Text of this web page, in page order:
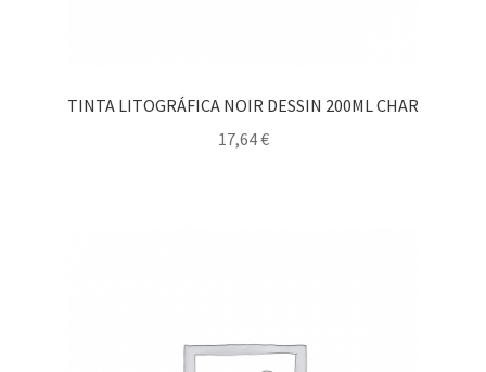
TINTA LITOGRÁFICA NOIR DESSIN 200ML CHAR
17,64€